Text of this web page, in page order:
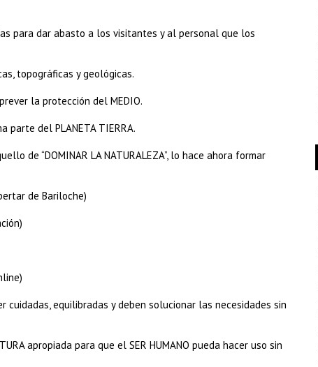
para dar abasto a los visitantes y al personal que los
topográficas y geológicas.
la protección del MEDIO.
parte del PLANETA TIERRA.
de “DOMINAR LA NATURALEZA”, lo hace ahora formar
de Bariloche)
cuidadas, equilibradas y deben solucionar las necesidades sin
apropiada para que el SER HUMANO pueda hacer uso sin